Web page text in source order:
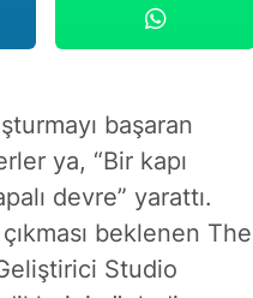
başaran
ya, “Bir kapı
devre” yarattı.
beklenen The
Studio